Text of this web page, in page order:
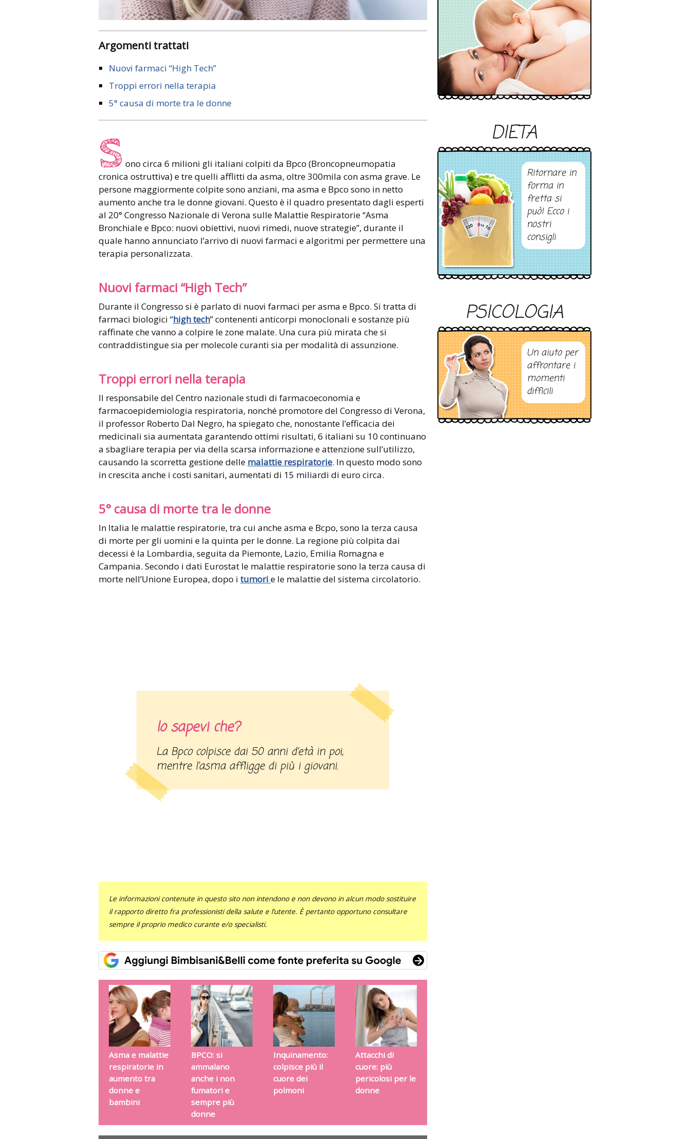
Argomenti trattati
Nuovi farmaci “High Tech”
Troppi errori nella terapia
5° causa di morte tra le donne
S ono circa 6 milioni gli italiani colpiti da Bpco (Broncopneumopatia
cronica ostruttiva) e tre quelli afflitti da asma, oltre 300mila con asma grave. Le
persone maggiormente colpite sono anziani, ma asma e Bpco sono in netto
aumento anche tra le donne giovani. Questo è il quadro presentato dagli esperti
al 20° Congresso Nazionale di Verona sulle Malattie Respiratorie “Asma
Bronchiale e Bpco: nuovi obiettivi, nuovi rimedi, nuove strategie”, durante il
quale hanno annunciato l’arrivo di nuovi farmaci e algoritmi per permettere una
terapia personalizzata.
Nuovi farmaci “High Tech”
Durante il Congresso si è parlato di nuovi farmaci per asma e Bpco. Si tratta di
farmaci biologici “high tech” contenenti anticorpi monoclonali e sostanze più
raffinate che vanno a colpire le zone malate. Una cura più mirata che si
contraddistingue sia per molecole curanti sia per modalità di assunzione.
Troppi errori nella terapia
Il responsabile del Centro nazionale studi di farmacoeconomia e
farmacoepidemiologia respiratoria, nonché promotore del Congresso di Verona,
il professor Roberto Dal Negro, ha spiegato che, nonostante l’efficacia dei
medicinali sia aumentata garantendo ottimi risultati, 6 italiani su 10 continuano
a sbagliare terapia per via della scarsa informazione e attenzione sull’utilizzo,
causando la scorretta gestione delle malattie respiratorie. In questo modo sono
in crescita anche i costi sanitari, aumentati di 15 miliardi di euro circa.
5° causa di morte tra le donne
In Italia le malattie respiratorie, tra cui anche asma e Bcpo, sono la terza causa
di morte per gli uomini e la quinta per le donne. La regione più colpita dai
decessi è la Lombardia, seguita da Piemonte, Lazio, Emilia Romagna e
Campania. Secondo i dati Eurostat le malattie respiratorie sono la terza causa di
morte nell’Unione Europea, dopo i tumori e le malattie del sistema circolatorio.
lo sapevi che?
La Bpco colpisce dai 50 anni d’età in poi,
mentre l’asma affligge di più i giovani.
Le informazioni contenute in questo sito non intendono e non devono in alcun modo sostituire
il rapporto diretto fra professionisti della salute e l’utente. È pertanto opportuno consultare
sempre il proprio medico curante e/o specialisti.
Asma e malattie
respiratorie in
aumento tra
donne e
bambini
BPCO: si
ammalano
anche i non
fumatori e
sempre più
donne
Inquinamento:
colpisce più il
cuore dei
polmoni
Attacchi di
cuore: più
pericolosi per le
donne
DIETA
Ritornare in
forma in
fretta si
può! Ecco i
nostri
consigli
PSICOLOGIA
Un aiuto per
affrontare i
momenti
difficili